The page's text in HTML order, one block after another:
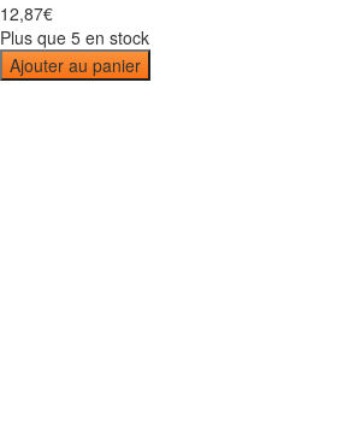
12,87€
Plus que 5 en stock
Ajouter au panier